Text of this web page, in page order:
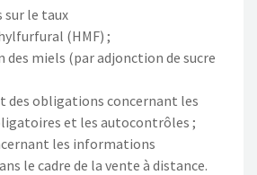
sur le taux
(HMF) ;
miels (par adjonction de sucre
des obligations concernant les
et les autocontrôles ;
les informations
le cadre de la vente à distance.